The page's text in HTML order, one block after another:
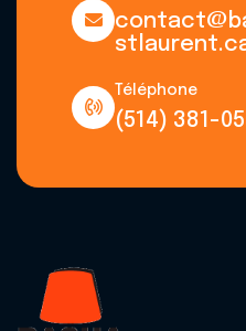
Téléphone
(514) 381-